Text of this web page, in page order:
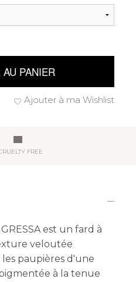
PANIER
Ajouter à ma Wishlist
FREE
est un fard à
veloutée
paupières d'une
à la tenue